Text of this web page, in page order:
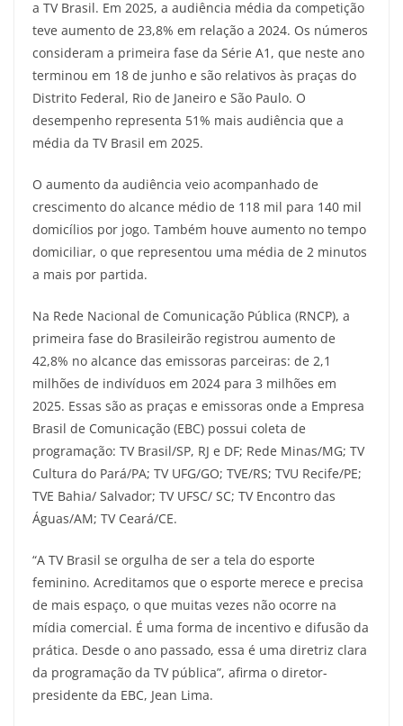
a TV Brasil. Em 2025, a audiência média da competição
teve aumento de 23,8% em relação a 2024. Os números
consideram a primeira fase da Série A1, que neste ano
terminou em 18 de junho e são relativos às praças do
Distrito Federal, Rio de Janeiro e São Paulo. O
desempenho representa 51% mais audiência que a
média da TV Brasil em 2025.
O aumento da audiência veio acompanhado de
crescimento do alcance médio de 118 mil para 140 mil
domicílios por jogo. Também houve aumento no tempo
domiciliar, o que representou uma média de 2 minutos
a mais por partida.
Na Rede Nacional de Comunicação Pública (RNCP), a
primeira fase do Brasileirão registrou aumento de
42,8% no alcance das emissoras parceiras: de 2,1
milhões de indivíduos em 2024 para 3 milhões em
2025. Essas são as praças e emissoras onde a Empresa
Brasil de Comunicação (EBC) possui coleta de
programação: TV Brasil/SP, RJ e DF; Rede Minas/MG; TV
Cultura do Pará/PA; TV UFG/GO; TVE/RS; TVU Recife/PE;
TVE Bahia/ Salvador; TV UFSC/ SC; TV Encontro das
Águas/AM; TV Ceará/CE.
“A TV Brasil se orgulha de ser a tela do esporte
feminino. Acreditamos que o esporte merece e precisa
de mais espaço, o que muitas vezes não ocorre na
mídia comercial. É uma forma de incentivo e difusão da
prática. Desde o ano passado, essa é uma diretriz clara
da programação da TV pública”, afirma o diretor-
presidente da EBC, Jean Lima.